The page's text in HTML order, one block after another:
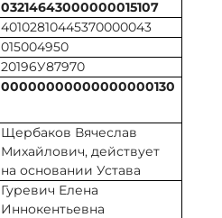
03214643000000015107
40102810445370000043
015004950
20196У87970
00000000000000000130
Щербаков Вячеслав
Михайлович, действует
на основании Устава
Гуревич Елена
Иннокентьевна